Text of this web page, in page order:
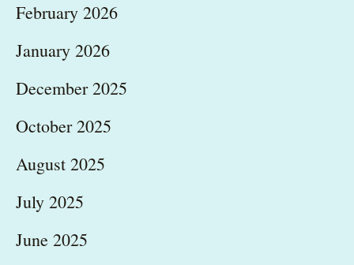
February 2026
January 2026
December 2025
October 2025
August 2025
July 2025
June 2025